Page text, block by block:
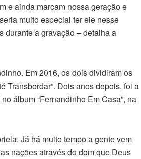
e ainda marcam nossa geração e
muito especial ter ele nesse
durante a gravação – detalha a
Em 2016, os dois dividiram os
Transbordar”. Dois anos depois, foi a
álbum “Fernandinho Em Casa”, na
Já há muito tempo a gente vem
nações através do dom que Deus